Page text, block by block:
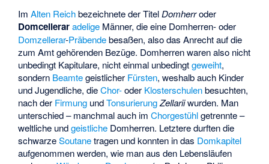
ImAlten Reichbezeichnete der TitelDomherroder
Domcellerar adelige Männer, die eine Domherren- oder
Domzellerar-Präbendebesaßen, also das Anrecht auf die
zum Amt gehörenden Bezüge. Domherren waren also nicht
unbedingt Kapitulare, nicht einmal unbedingtgeweiht,
sondern Beamtegeistlicher Fürsten, weshalb auch Kinder
und Jugendliche, dieChor-oder Klosterschulenbesuchten,
nach der Firmung undTonsurierung Zellariiwurden. Man
unterschied – manchmal auch imChorgestühlgetrennte –
weltliche undgeistliche Domherren. Letztere durften die
schwarzeSoutanetragen und konnten in das Domkapitel
aufgenommen werden, wie man aus den Lebensläufen